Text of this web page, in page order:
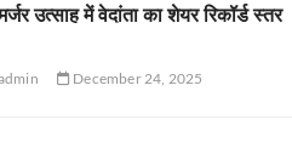
उत्साह में वेदांता का शेयर रिकॉर्ड स्तर
December 24, 2025